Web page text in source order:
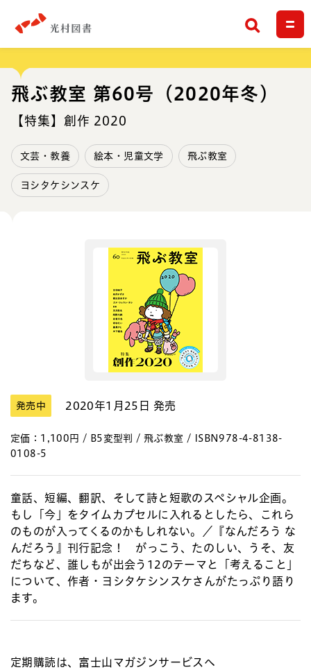
検索
飛ぶ教室 第60号（2020年冬）
【特集】創作 2020
文芸・教養 絵本・児童文学 飛ぶ教室
ヨシタケシンスケ
発売中 2020年1月25日 発売
定価：1,100円 / B5変型判 / 飛ぶ教室 / ISBN978-4-8138-
0108-5
童話、短編、翻訳、そして詩と短歌のスペシャル企画。
もし「今」をタイムカプセルに入れるとしたら、これら
のものが入ってくるのかもしれない。／『なんだろう な
んだろう』刊行記念！ がっこう、たのしい、うそ、友
だちなど、誰しもが出会う12のテーマと「考えること」
について、作者・ヨシタケシンスケさんがたっぷり語り
ます。
定期購読は、富士山マガジンサービスへ